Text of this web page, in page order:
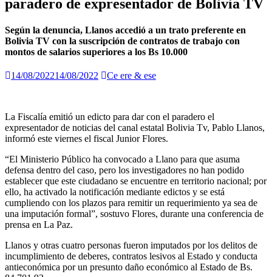
paradero de expresentador de Bolivia TV
Según la denuncia, Llanos accedió a un trato preferente en
Bolivia TV con la suscripción de contratos de trabajo con
montos de salarios superiores a los Bs 10.000
14/08/202214/08/2022 Ce ere & ese
La Fiscalía emitió un edicto para dar con el paradero el
expresentador de noticias del canal estatal Bolivia Tv, Pablo Llanos,
informó este viernes el fiscal Junior Flores.
“El Ministerio Público ha convocado a Llano para que asuma
defensa dentro del caso, pero los investigadores no han podido
establecer que este ciudadano se encuentre en territorio nacional; por
ello, ha activado la notificación mediante edictos y se está
cumpliendo con los plazos para remitir un requerimiento ya sea de
una imputación formal”, sostuvo Flores, durante una conferencia de
prensa en La Paz.
Llanos y otras cuatro personas fueron imputados por los delitos de
incumplimiento de deberes, contratos lesivos al Estado y conducta
antieconómica por un presunto daño económico al Estado de Bs.